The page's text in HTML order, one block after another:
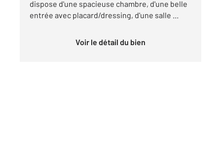
dispose d'une spacieuse chambre, d'une belle
entrée avec placard/dressing, d'une salle ...
Voir le détail du bien